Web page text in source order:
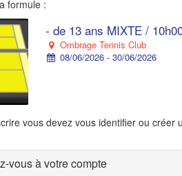
formule :
- de 13 ans MIXTE /
Ombrage Tennis Club
08/06/2026 - 30/06/2026
vous devez vous identifier ou créer
vous à votre compte